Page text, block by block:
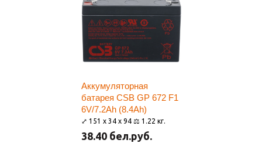
Аккумуляторная
батарея CSB GP 672 F1
6V/7.2Ah (8.4Ah)
⤢ 151 x 34 x 94 ⚖ 1.22 кг.
38.40 бел.руб.